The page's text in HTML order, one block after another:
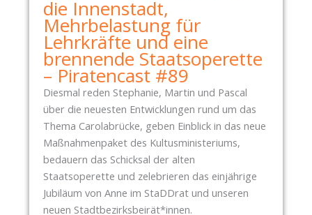
R
T
I
E
R
S
M
A
N
A
G
E
P
R
E
S
S
T
die Innenstadt,
Mehrbelastung für
Lehrkräfte und eine
brennende Staatsoperette
– Piratencast #89
Diesmal reden Stephanie, Martin und Pascal
über die neuesten Entwicklungen rund um das
Thema Carolabrücke, geben Einblick in das neue
Maßnahmenpaket des Kultusministeriums,
bedauern das Schicksal der alten
Staatsoperette und zelebrieren das einjährige
Jubiläum von Anne im StaDDrat und unseren
neuen Stadtbezirksbeirät*innen.